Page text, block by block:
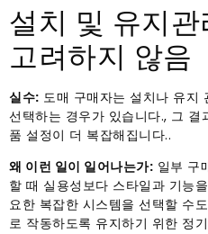
설치 및 유지
고려하지 않음
실수: 도매 구매자는 설치나 유지
선택하는 경우가 있습니다., 그
품 설정이 더 복잡해집니다..
왜 이런 일이 일어나는가: 일부 구
할 때 실용성보다 스타일과 기능
요한 복잡한 시스템을 선택할 수
로 작동하도록 유지하기 위한 정